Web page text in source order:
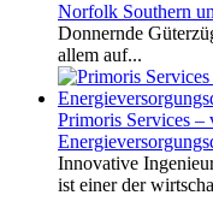
Norfolk Southern
Donnernde
allem auf...
Primoris Services –
Innovative
ist einer der